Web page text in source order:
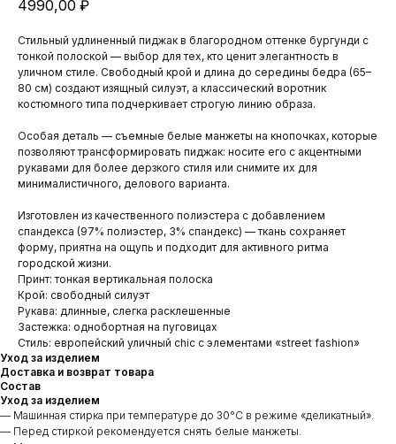
4990,00 ₽
Стильный удлиненный пиджак в благородном оттенке бургунди с
тонкой полоской — выбор для тех, кто ценит элегантность в
уличном стиле. Свободный крой и длина до середины бедра (65–
80 см) создают изящный силуэт, а классический воротник
костюмного типа подчеркивает строгую линию образа.
Особая деталь — съемные белые манжеты на кнопочках, которые
позволяют трансформировать пиджак: носите его с акцентными
рукавами для более дерзкого стиля или снимите их для
минималистичного, делового варианта.
Изготовлен из качественного полиэстера с добавлением
спандекса (97% полиэстер, 3% спандекс) — ткань сохраняет
форму, приятна на ощупь и подходит для активного ритма
городской жизни.
Принт: тонкая вертикальная полоска
Крой: свободный силуэт
Рукава: длинные, слегка расклешенные
Застежка: однобортная на пуговицах
Стиль: европейский уличный chic с элементами «street fashion»
Уход за изделием
Доставка и возврат товара
Состав
Уход за изделием
— Машинная стирка при температуре до 30°C в режиме «деликатный».
— Перед стиркой рекомендуется снять белые манжеты.